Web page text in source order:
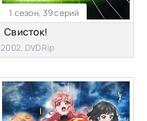
1 сезон, 39 серий
Свисток!
2002, DVDRip